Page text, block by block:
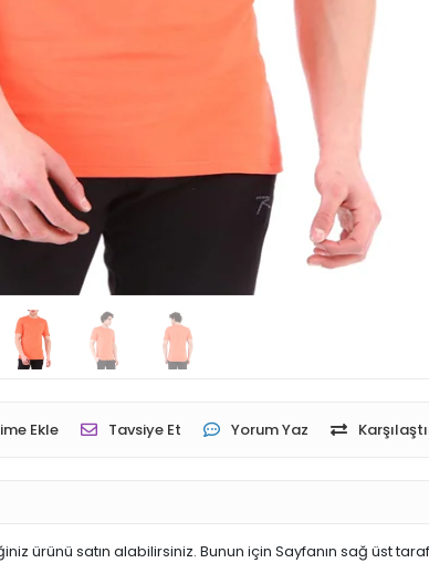
Ekle Tavsiye Et Yorum Yaz
ürünü satın alabilirsiniz. Bunun için Sayfanın sağ üst